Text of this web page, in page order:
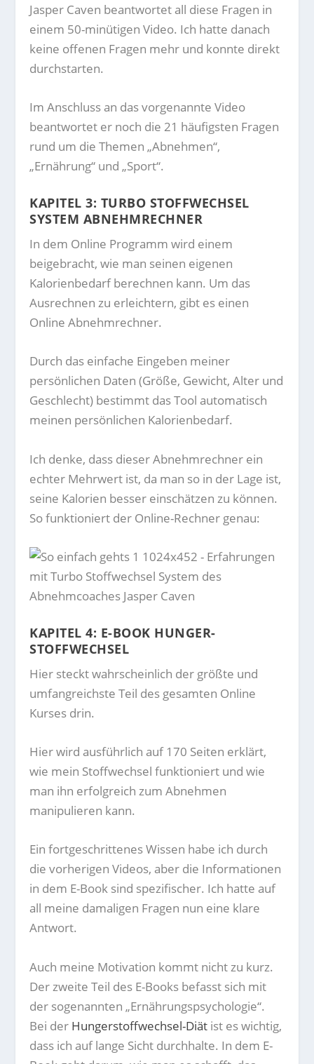
Jasper Caven beantwortet all diese Fragen in
einem 50-minütigen Video. Ich hatte danach
keine offenen Fragen mehr und konnte direkt
durchstarten.
Im Anschluss an das vorgenannte Video
beantwortet er noch die 21 häufigsten Fragen
rund um die Themen „Abnehmen“,
„Ernährung“ und „Sport“.
KAPITEL 3: TURBO STOFFWECHSEL
SYSTEM ABNEHMRECHNER
In dem Online Programm wird einem
beigebracht, wie man seinen eigenen
Kalorienbedarf berechnen kann. Um das
Ausrechnen zu erleichtern, gibt es einen
Online Abnehmrechner.
Durch das einfache Eingeben meiner
persönlichen Daten (Größe, Gewicht, Alter und
Geschlecht) bestimmt das Tool automatisch
meinen persönlichen Kalorienbedarf.
Ich denke, dass dieser Abnehmrechner ein
echter Mehrwert ist, da man so in der Lage ist,
seine Kalorien besser einschätzen zu können.
So funktioniert der Online-Rechner genau:
KAPITEL 4: E-BOOK HUNGER-
STOFFWECHSEL
Hier steckt wahrscheinlich der größte und
umfangreichste Teil des gesamten Online
Kurses drin.
Hier wird ausführlich auf 170 Seiten erklärt,
wie mein Stoffwechsel funktioniert und wie
man ihn erfolgreich zum Abnehmen
manipulieren kann.
Ein fortgeschrittenes Wissen habe ich durch
die vorherigen Videos, aber die Informationen
in dem E-Book sind spezifischer. Ich hatte auf
all meine damaligen Fragen nun eine klare
Antwort.
Auch meine Motivation kommt nicht zu kurz.
Der zweite Teil des E-Books befasst sich mit
der sogenannten „Ernährungspsychologie“.
Bei der Hungerstoffwechsel-Diät ist es wichtig,
dass ich auf lange Sicht durchhalte. In dem E-